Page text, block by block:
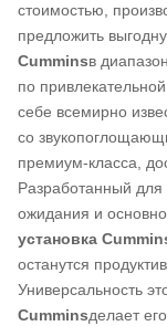
стоимостью,
предложить
Cumminsв
по
себе всемирно
со
премиум-класса,
Разработанный
ожидания и
установка
останутся
Универсальность
Cumminsделает